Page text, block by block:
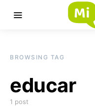
BROWSING TAG
educar
1 post